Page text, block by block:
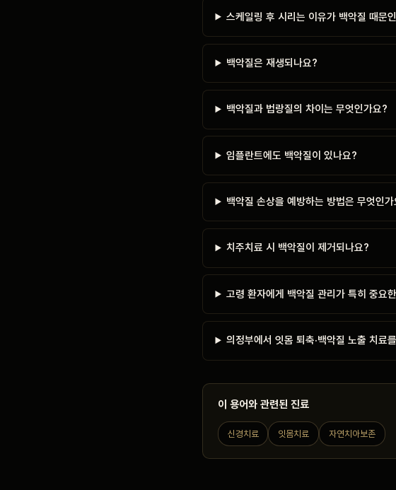
스케일링 후 시리는 이유가 백악질 때문
백악질은 재생되나요?
백악질과 법랑질의 차이는 무엇인가요?
임플란트에도 백악질이 있나요?
백악질 손상을 예방하는 방법은 무엇인가
치주치료 시 백악질이 제거되나요?
고령 환자에게 백악질 관리가 특히 중요
의정부에서 잇몸 퇴축·백악질 노출 치료
이 용어와 관련된 진료
신경치료 잇몸치료 자연치아보존